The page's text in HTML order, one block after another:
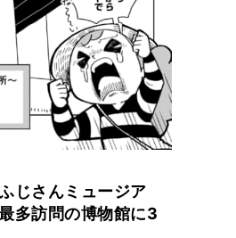
じさんミュージア
多訪問の博物館に3